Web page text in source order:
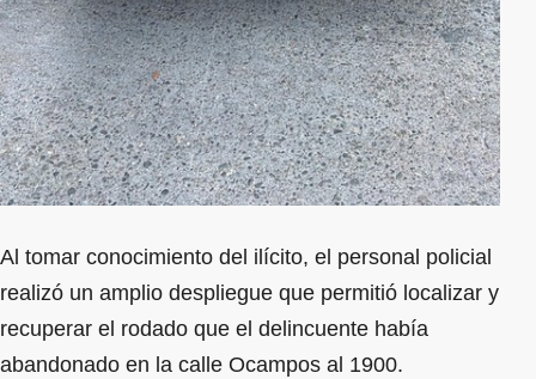
Al tomar conocimiento del ilícito, el personal policial
realizó un amplio despliegue que permitió localizar y
recuperar el rodado que el delincuente había
abandonado en la calle Ocampos al 1900.